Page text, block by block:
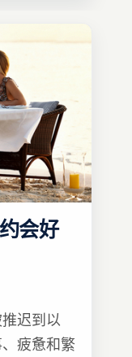
会好
迟到以
疲惫和繁